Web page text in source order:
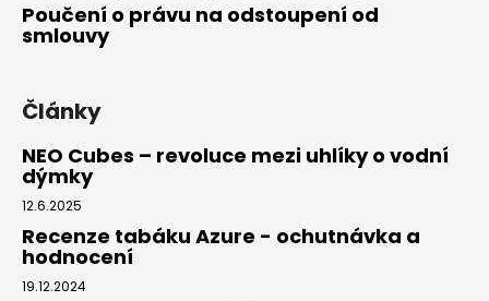
HLEDAT
D
p
o
r
u
č
u
Poučení o právu na odstoupení od
smlouvy
Články
NEO Cubes – revoluce mezi uhlíky o vodní
dýmky
12.6.2025
Recenze tabáku Azure - ochutnávka a
hodnocení
19.12.2024